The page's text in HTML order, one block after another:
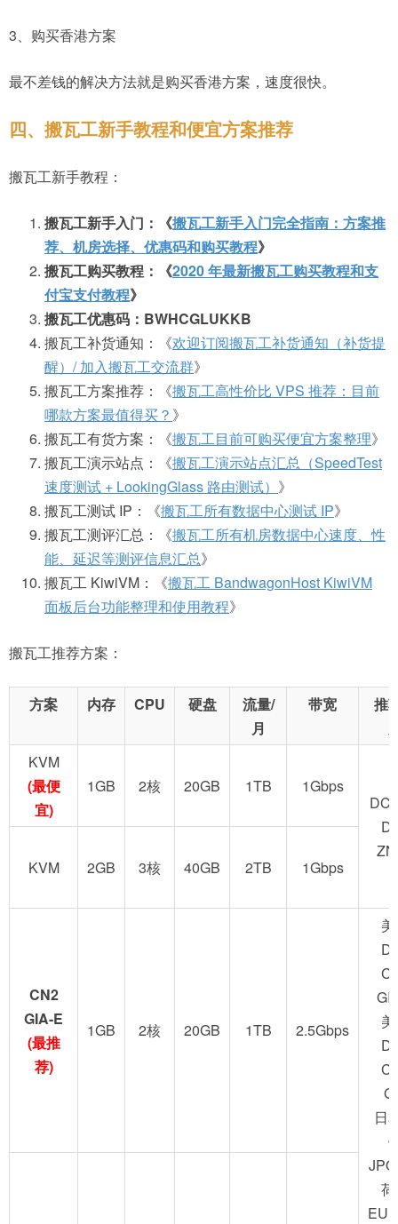
3、购买香港方案
最不差钱的解决方法就是购买香港方案，速度很快。
四、搬瓦工新手教程和便宜方案推荐
搬瓦工新手教程：
搬瓦工新手入门：《搬瓦工新手入门完全指南：方案推
荐、机房选择、优惠码和购买教程》
搬瓦工购买教程：《2020 年最新搬瓦工购买教程和支
付宝支付教程》
搬瓦工优惠码：BWHCGLUKKB
搬瓦工补货通知：《欢迎订阅搬瓦工补货通知（补货提
醒）/ 加入搬瓦工交流群》
搬瓦工方案推荐：《搬瓦工高性价比 VPS 推荐：目前
哪款方案最值得买？ 》
搬瓦工有货方案：《搬瓦工目前可购买便宜方案整理》
搬瓦工演示站点：《搬瓦工演示站点汇总（SpeedTest
速度测试 + LookingGlass 路由测试） 》
搬瓦工测试 IP：《搬瓦工所有数据中心测试 IP》
搬瓦工测评汇总：《搬瓦工所有机房数据中心速度、性
能、延迟等测评信息汇总》
搬瓦工 KiwiVM：《搬瓦工 BandwagonHost KiwiVM
面板后台功能整理和使用教程》
搬瓦工推荐方案：
方案 内存 CPU 硬盘
流量/
月
带宽
推
KVM
(最便
宜)
1GB 2核 20GB 1TB
1Gbps
KVM
2GB 3核 40GB 2TB 1Gbps
CN2
GIA-E
(最推
荐)
1GB 2核 20GB 1TB 2.5Gbps
日